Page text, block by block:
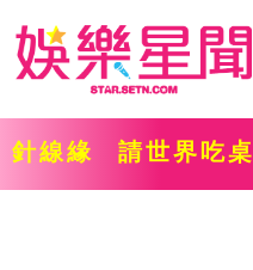
針線緣 請世界吃桌